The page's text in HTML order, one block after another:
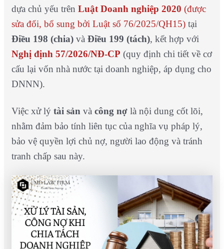
dựa chủ yếu trên Luật Doanh nghiệp 2020 (được
sửa đổi, bổ sung bởi Luật số 76/2025/QH15)tại
Điều 198 (chia)và Điều 199 (tách), kết hợp với
Nghị định 57/2026/NĐ-CP (quy định chi tiết về cơ
cấu lại vốn nhà nước tại doanh nghiệp, áp dụng cho
DNNN).
Việc xử lý tài sản và công nợlà nội dung cốt lõi,
nhằm đảm bảo tính liên tục của nghĩa vụ pháp lý,
bảo vệ quyền lợi chủ nợ, người lao động và tránh
tranh chấp sau này.